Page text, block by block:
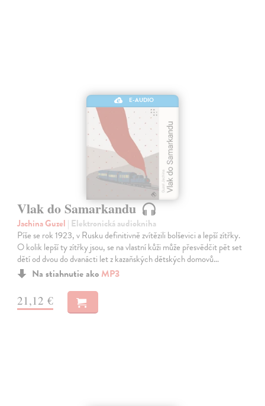
E-AUDIO
Vlak do Samarkandu
Jachina Guzel | Elektronická audiokniha
Píše se rok 1923, v Rusku definitivně zvítězili bolševici a lepší zítřky.
O kolik lepší ty zítřky jsou, se na vlastní kůži může přesvědčit pět set
dětí od dvou do dvanácti let z kazaňských dětských domovů…
Na stiahnutie ako MP3
21,12 €